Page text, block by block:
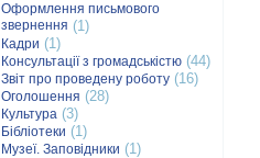
Оформлення письмового
звернення (1)
Кадри (1)
Консультації з громадськістю (44)
Звіт про проведену роботу (16)
Оголошення (28)
Культура (3)
Бібліотеки (1)
Музеї. Заповідники (1)